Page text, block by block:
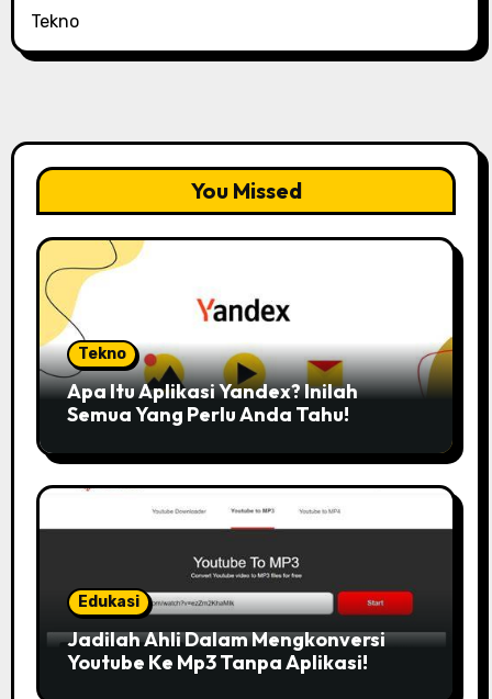
Tekno
You Missed
Tekno
Apa Itu Aplikasi Yandex? Inilah
Semua Yang Perlu Anda Tahu!
Edukasi
Jadilah Ahli Dalam Mengkonversi
Youtube Ke Mp3 Tanpa Aplikasi!